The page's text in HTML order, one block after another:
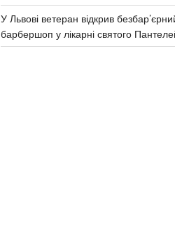
У Львові ветеран відкрив
барбершоп у лікарні святого